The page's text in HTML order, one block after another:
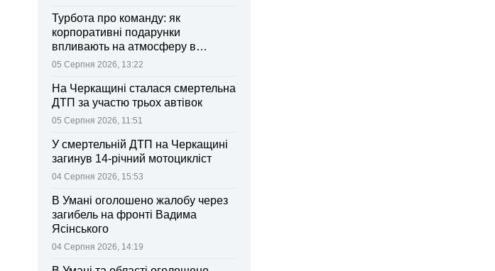
Турбота про команду: як
корпоративні подарунки
впливають на атмосферу в
колективі
05 Серпня 2026, 13:22
На Черкащині сталася смертельна
ДТП за участю трьох автівок
05 Серпня 2026, 11:51
У смертельній ДТП на Черкащині
загинув 14-річний мотоцикліст
04 Серпня 2026, 15:53
В Умані оголошено жалобу через
загибель на фронті Вадима
Ясінського
04 Серпня 2026, 14:19